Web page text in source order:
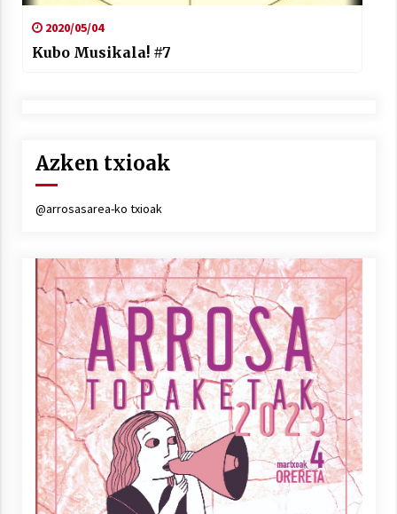
2020/05/04
Kubo Musikala! #7
Azken txioak
@arrosasarea-ko txioak